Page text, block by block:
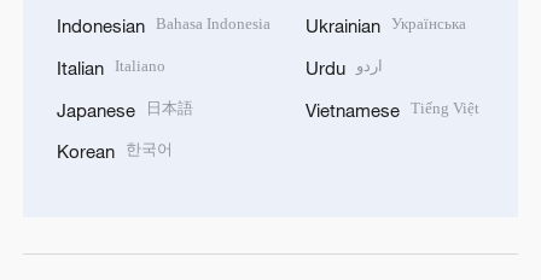
Indonesian Bahasa Indonesia
Italian Italiano
Japanese 日本語
Korean 한국어
Ukrainian Українська
Urdu اردو
Vietnamese Tiếng Việt